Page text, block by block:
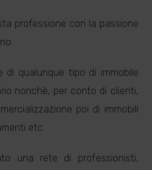
professione con la passione
di qualunque tipo di immobile
nonchè, per conto di clienti,
poi di immobili
etc.
una rete di professionisti,